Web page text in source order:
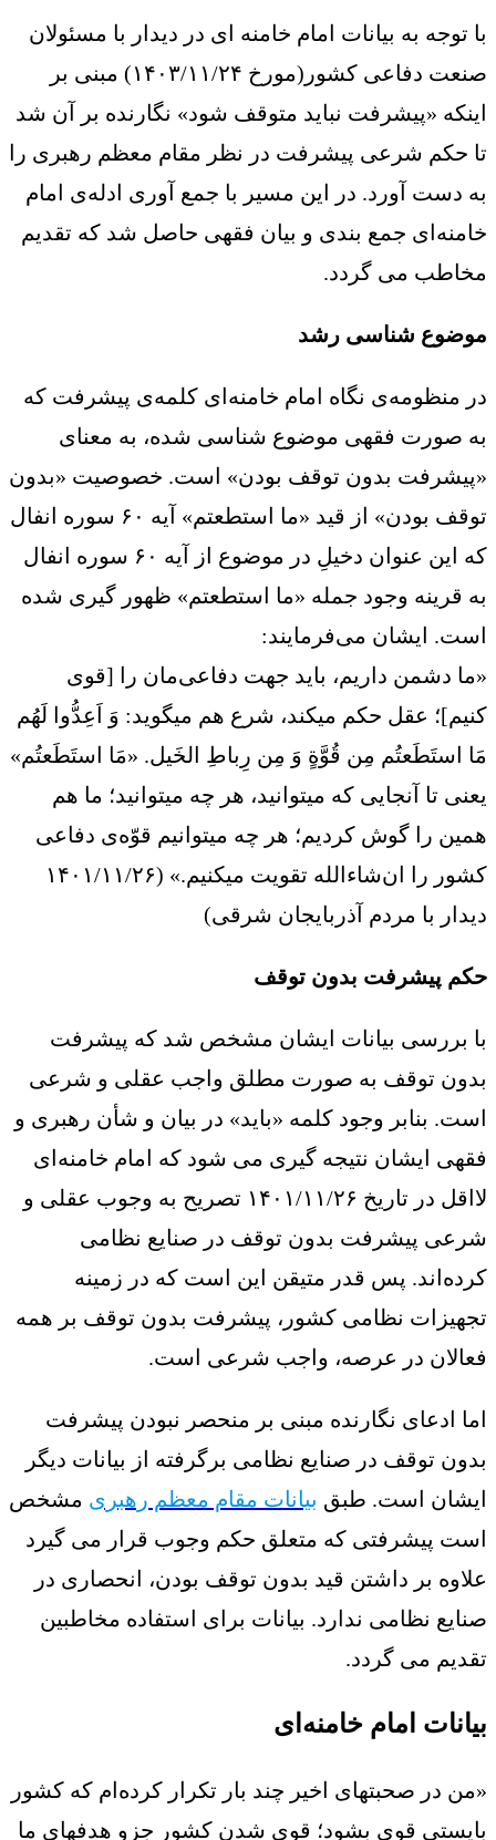
با توجه به بیانات امام خامنه ای در دیدار با مسئولان
صنعت دفاعی کشور(مورخ ۱۴۰۳/۱۱/۲۴) مبنی بر
اینکه «پیشرفت نباید متوقف شود» نگارنده بر آن شد
تا حکم شرعی پیشرفت در نظر مقام معظم رهبری را
به دست آورد. در این مسیر با جمع آوری ادله‌ی امام
خامنه‌ای جمع بندی و بیان فقهی حاصل شد که تقدیم
مخاطب می گردد.
موضوع شناسی رشد
در منظومه‌ی نگاه امام خامنه‌ای کلمه‌ی پیشرفت که
به صورت فقهی موضوع شناسی شده، به معنای
«پیشرفت بدون توقف بودن» است. خصوصیت «بدون
توقف بودن» از قید «ما استطعتم» آیه ۶۰ سوره انفال
که این عنوان دخیلِ در موضوع از آیه ۶۰ سوره انفال
به قرینه وجود جمله «ما استطعتم» ظهور گیری شده
است. ایشان می‌فرمایند:
«ما دشمن داریم، باید جهت دفاعی‌مان را [قوی
کنیم]؛ عقل حکم میکند، شرع هم میگوید: وَ اَعِدُّوا لَهُم
مَا استَطَعتُم مِن قُوَّةٍ وَ مِن رِباطِ الخَیل. «مَا استَطَعتُم»
یعنی تا آنجایی که میتوانید، هر چه میتوانید؛ ما هم
همین را گوش کردیم؛ هر چه میتوانیم قوّه‌ی دفاعی
کشور را ان‌شاءالله تقویت میکنیم.» (۱۴۰۱/۱۱/۲۶
دیدار با مردم آذربایجان شرقی)
حکم پیشرفت بدون توقف
با بررسی بیانات ایشان مشخص شد که پیشرفت
بدون توقف به صورت مطلق واجب عقلی و شرعی
است. بنابر وجود کلمه «باید» در بیان و شأن رهبری و
فقهی ایشان نتیجه گیری می شود که امام خامنه‌ای
لااقل در تاریخ ۱۴۰۱/۱۱/۲۶ تصریح به وجوب عقلی و
شرعی پیشرفت بدون توقف در صنایع نظامی
کرده‌اند. پس قدر متیقن این است که در زمینه
تجهیزات نظامی کشور، پیشرفت بدون توقف بر همه
فعالان در عرصه، واجب شرعی است.
اما ادعای نگارنده مبنی بر منحصر نبودن پیشرفت
بدون توقف در صنایع نظامی برگرفته از بیانات دیگر
ایشان است. طبق بیانات مقام معظم رهبری مشخص
است پیشرفتی که متعلق حکم وجوب قرار می گیرد
علاوه بر داشتن قید بدون توقف بودن، انحصاری در
صنایع نظامی ندارد. بیانات برای استفاده مخاطبین
تقدیم می گردد.
بیانات امام خامنه‌ای
«من در صحبتهای اخیر چند بار تکرار کرده‌ام که کشور
بایستی قوی بشود؛ قوی شدن کشور جزو هدفهای ما